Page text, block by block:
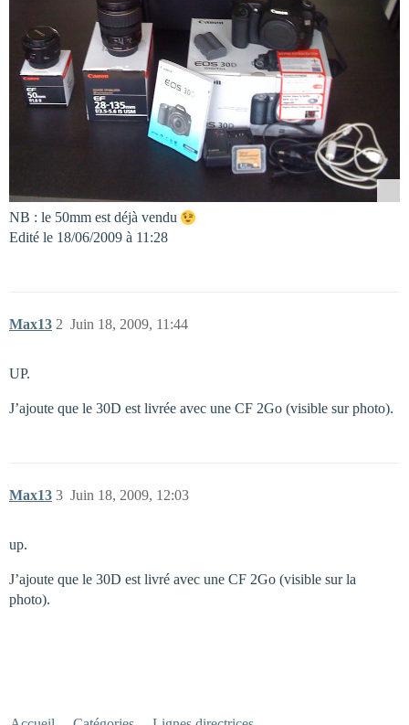
NB : le 50mm est déjà vendu
Edité le 18/06/2009 à 11:28
Max13 Juin 18, 2009, 11:44
2
UP.
J’ajoute que le 30D est livrée avec une CF 2Go (visible sur photo).
Max13 Juin 18, 2009, 12:03
3
up.
J’ajoute que le 30D est livré avec une CF 2Go (visible sur la
photo).